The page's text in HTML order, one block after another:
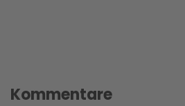
Kommentare